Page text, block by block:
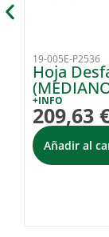
19-005E-P2536
Hoja
+INFO
209,63
Añadir al